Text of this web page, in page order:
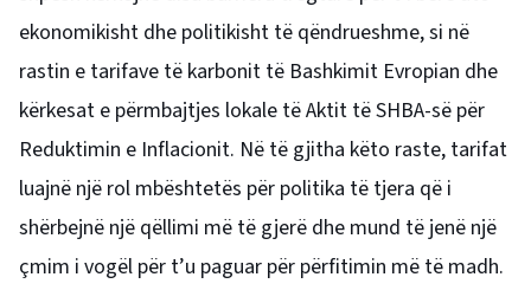
ekonomikisht dhe politikisht të qëndrueshme, si në
rastin e tarifave të karbonit të Bashkimit Evropian dhe
kërkesat e përmbajtjes lokale të Aktit të SHBA-së për
Reduktimin e Inflacionit. Në të gjitha këto raste, tarifat
luajnë një rol mbështetës për politika të tjera që i
shërbejnë një qëllimi më të gjerë dhe mund të jenë një
çmim i vogël për t’u paguar për përfitimin më të madh.